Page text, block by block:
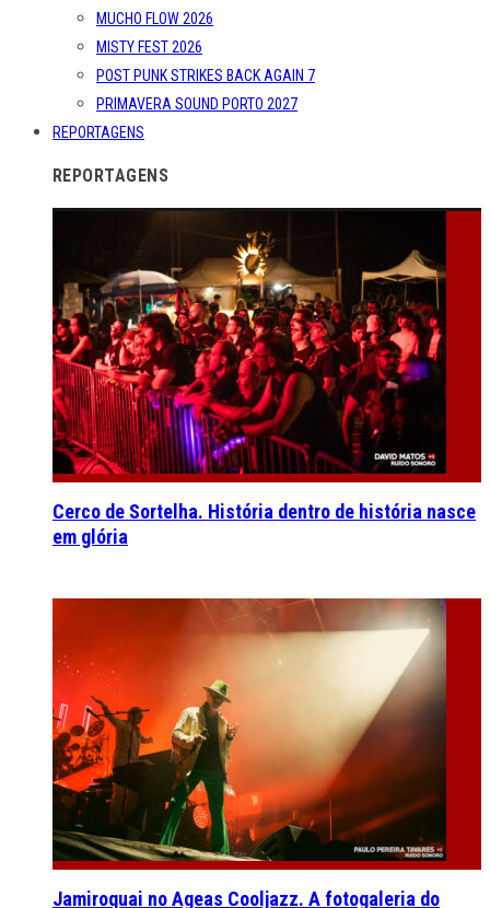
MUCHO FLOW 2026
MISTY FEST 2026
POST PUNK STRIKES BACK AGAIN 7
PRIMAVERA SOUND PORTO 2027
REPORTAGENS
REPORTAGENS
Cerco de Sortelha. História dentro de história nasce
em glória
Jamiroquai no Ageas Cooljazz. A fotogaleria do